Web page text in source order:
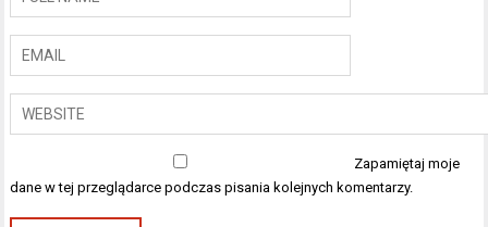
Zapamiętaj moje
dane w tej przeglądarce podczas pisania kolejnych komentarzy.